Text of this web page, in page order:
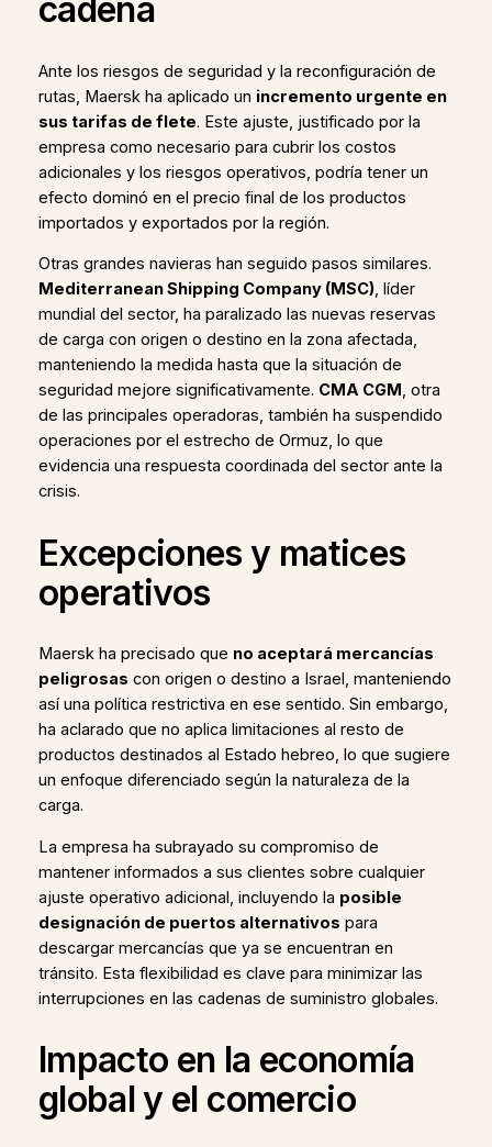
cadena
Ante los riesgos de seguridad y la reconfiguración de
rutas, Maersk ha aplicado un incremento urgente en
sus tarifas de flete. Este ajuste, justificado por la
empresa como necesario para cubrir los costos
adicionales y los riesgos operativos, podría tener un
efecto dominó en el precio final de los productos
importados y exportados por la región.
Otras grandes navieras han seguido pasos similares.
Mediterranean Shipping Company (MSC), líder
mundial del sector, ha paralizado las nuevas reservas
de carga con origen o destino en la zona afectada,
manteniendo la medida hasta que la situación de
seguridad mejore significativamente. CMA CGM, otra
de las principales operadoras, también ha suspendido
operaciones por el estrecho de Ormuz, lo que
evidencia una respuesta coordinada del sector ante la
crisis.
Excepciones y matices
operativos
Maersk ha precisado que no aceptará mercancías
peligrosas con origen o destino a Israel, manteniendo
así una política restrictiva en ese sentido. Sin embargo,
ha aclarado que no aplica limitaciones al resto de
productos destinados al Estado hebreo, lo que sugiere
un enfoque diferenciado según la naturaleza de la
carga.
La empresa ha subrayado su compromiso de
mantener informados a sus clientes sobre cualquier
ajuste operativo adicional, incluyendo la posible
designación de puertos alternativos para
descargar mercancías que ya se encuentran en
tránsito. Esta flexibilidad es clave para minimizar las
interrupciones en las cadenas de suministro globales.
Impacto en la economía
global y el comercio